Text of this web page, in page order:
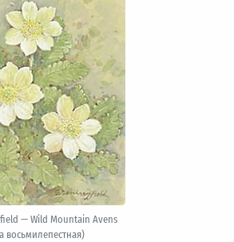
— Wild Mountain Avens
восьмилепестная)